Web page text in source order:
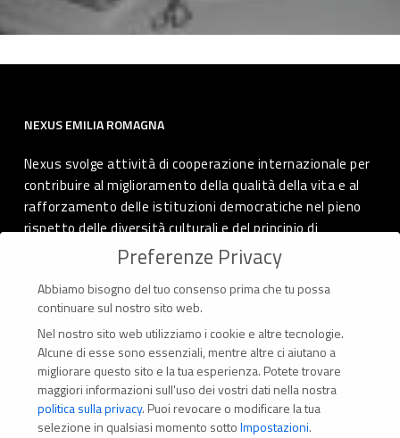
NEXUS EMILIA ROMAGNA
Nexus svolge attività di cooperazione internazionale per
contribuire al miglioramento della qualità della vita e al
rafforzamento delle istituzioni democratiche nel pieno
rispetto delle diversità culturali e del principio di
autodeterminazione dei popoli.
CONTATTI
Via Marconi 69 – 40122 Bologna (Italia)
Tel. +39 051 294 775
Preferenze Privacy
Abbiamo bisogno del tuo consenso prima che tu possa
continuare sul nostro sito web.
Nel nostro sito web utilizziamo i cookie e altre tecnologie.
Alcune di esse sono essenziali, mentre altre ci aiutano a
migliorare questo sito e la tua esperienza. Potete trovare
maggiori informazioni sull'uso dei vostri dati nella nostra
politica sulla privacy. Puoi revocare o modificare la tua
selezione in qualsiasi momento sottoImpostazioni.